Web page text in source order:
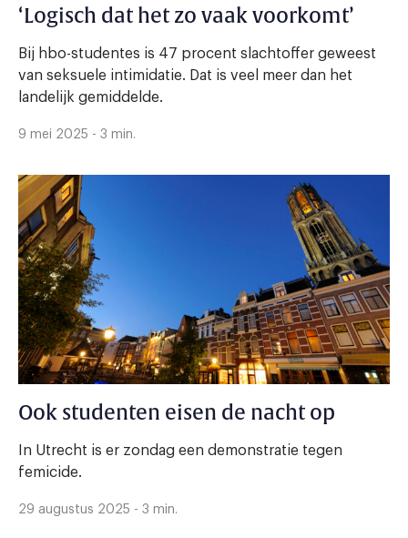
‘Logisch dat het zo vaak voorkomt’
Bij hbo-studentes is 47 procent slachtoffer geweest
van seksuele intimidatie. Dat is veel meer dan het
landelijk gemiddelde.
9 mei 2025 - 3 min.
Ook studenten eisen de nacht op
In Utrecht is er zondag een demonstratie tegen
femicide.
29 augustus 2025 - 3 min.